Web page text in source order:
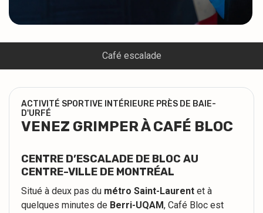
Café escalade
ACTIVITÉ SPORTIVE INTÉRIEURE PRÈS DE BAIE-
D'URFÉ
VENEZ GRIMPER À CAFÉ BLOC
CENTRE D’ESCALADE DE BLOC AU
CENTRE-VILLE DE MONTRÉAL
Situé à deux pas du métro Saint-Laurent et à
quelques minutes de Berri-UQAM, Café Bloc est